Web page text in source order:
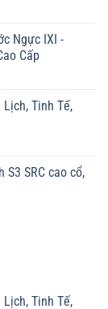
Ngực IXI -
Cấp
Tinh Tế,
SRC cao cổ,
Tinh Tế,